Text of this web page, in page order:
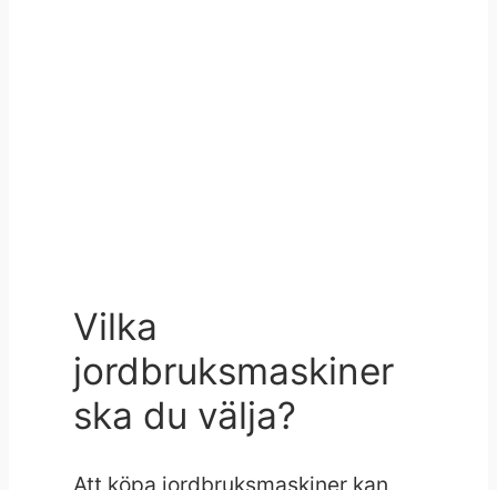
Vilka
jordbruksmaskiner
ska du välja?
Att köpa jordbruksmaskiner kan